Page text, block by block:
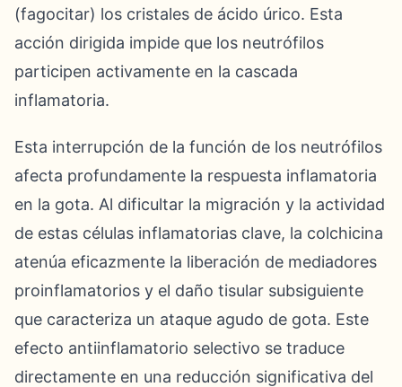
(fagocitar) los cristales de ácido úrico. Esta
acción dirigida impide que los neutrófilos
participen activamente en la cascada
inflamatoria.
Esta interrupción de la función de los neutrófilos
afecta profundamente la respuesta inflamatoria
en la gota. Al dificultar la migración y la actividad
de estas células inflamatorias clave, la colchicina
atenúa eficazmente la liberación de mediadores
proinflamatorios y el daño tisular subsiguiente
que caracteriza un ataque agudo de gota. Este
efecto antiinflamatorio selectivo se traduce
directamente en una reducción significativa del